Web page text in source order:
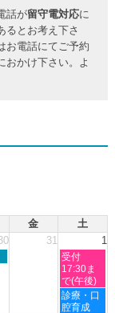
話が留守電対応に
るとお考え下さ
お電話にてご予約
おかけ下さい。よ
金
土
31 1
土
曜
日,
8
月
受付
17:30ま
で(午後)
土
曜
診療・口
腔育成